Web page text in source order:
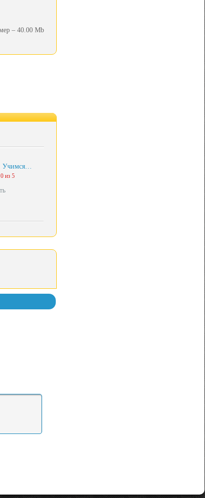
– 40.00 Mb
Учимся…
из 5